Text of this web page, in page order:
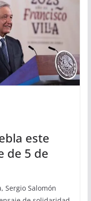
este
de 5 de
Sergio Salomón